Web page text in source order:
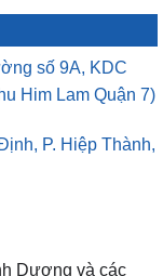
số 9A, KDC
Him Lam Quận 7)
P. Hiệp Thành,
Dương và các